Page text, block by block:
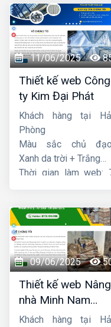
11/06/2025
Thiết kế web Công
ty Kim Đại Phát
Khách hàng tại
Phòng
Màu sắc chủ
Xanh da trời + Trắng
Thời gian làm web:
09/06/2025
Thiết kế web Nâng
nhà Minh Nam
Hoàng
Khách hàng tại